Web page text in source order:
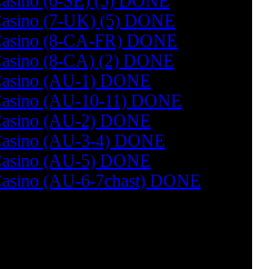
(7-UK) (5) DONE
(8-CA-FR) DONE
(8-CA) (2) DONE
(AU-1) DONE
(AU-10-11) DONE
(AU-2) DONE
(AU-3-4) DONE
(AU-5) DONE
(AU-6-7chast) DONE